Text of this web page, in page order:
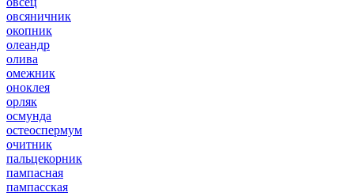
овсяничник
окопник
олеандр
олива
омежник
оноклея
орляк
осмунда
остеоспермум
очитник
пальцекорник
пампасная
пампасская